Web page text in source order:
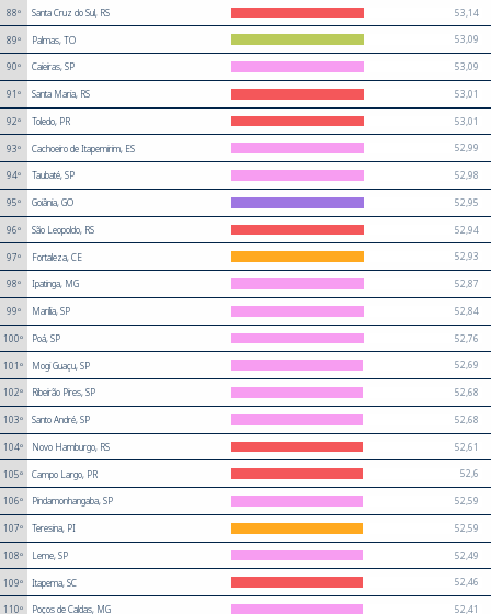
88º Santa Cruz do Sul, RS 53,14
89º Palmas, TO 53,09
90º Caieiras, SP 53,09
91º Santa Maria, RS 53,01
92º Toledo, PR 53,01
93º Cachoeiro de Itapemirim, ES 52,99
94º Taubaté, SP 52,98
95º Goiânia, GO 52,95
96º São Leopoldo, RS 52,94
97º Fortaleza, CE 52,93
98º Ipatinga, MG 52,87
99º Marília, SP 52,84
100º Poá, SP 52,76
101º Mogi Guaçu, SP 52,69
102º Ribeirão Pires, SP 52,68
103º Santo André, SP 52,68
104º Novo Hamburgo, RS 52,61
105º Campo Largo, PR 52,6
106º Pindamonhangaba, SP 52,59
107º Teresina, PI 52,59
108º Leme, SP 52,49
109º Itapema, SC 52,46
110º Poços de Caldas, MG 52,41